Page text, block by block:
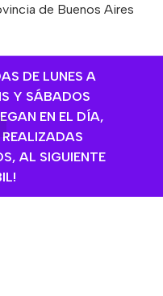
DE LUNES A
Y SÁBADOS
EN EL DÍA,
AL SIGUIENTE
de Buenos Aires
Provincia de